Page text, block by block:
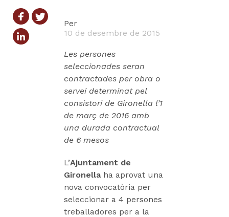
Per
10 de desembre de 2015
Les persones
seleccionades seran
contractades per obra o
servei determinat pel
consistori de Gironella l’1
de març de 2016 amb
una durada contractual
de 6 mesos
L’Ajuntament de
Gironellaha aprovat una
nova convocatòria per
seleccionar a 4 persones
treballadores per a la